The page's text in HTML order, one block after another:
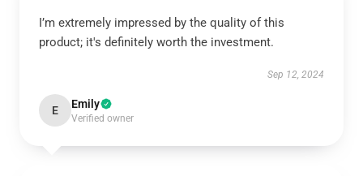
I’m extremely impressed by the quality of this
product; it's definitely worth the investment.
Sep 12, 2024
E Emily
Verified owner